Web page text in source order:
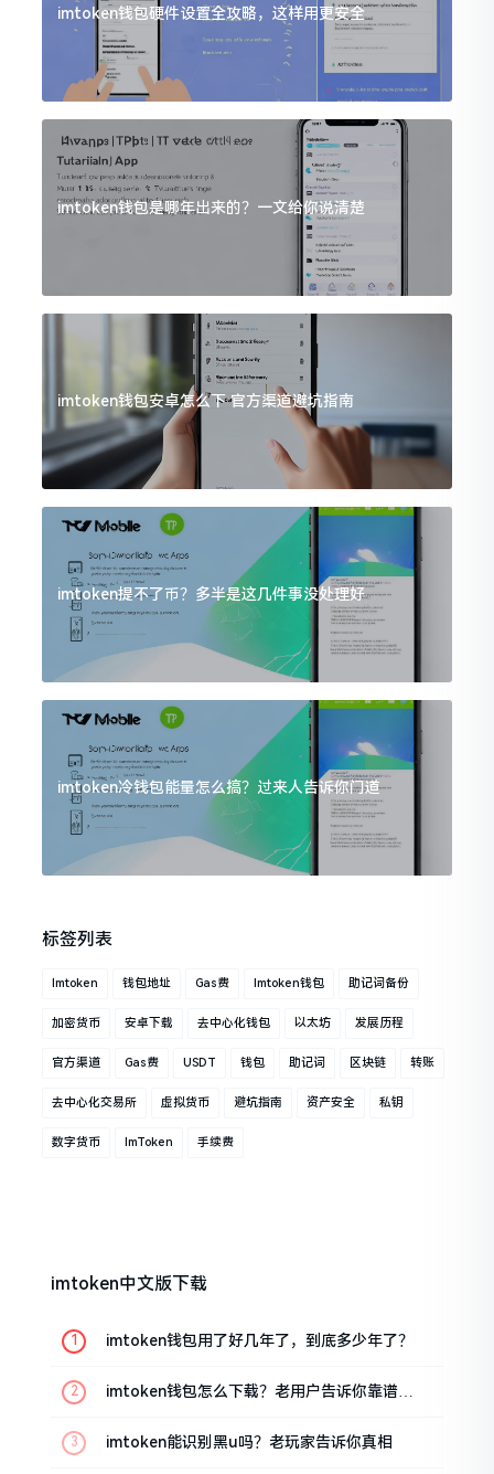
imtoken钱包硬件设置全攻略，这样用更安全
imtoken钱包是哪年出来的？一文给你说清楚
imtoken钱包安卓怎么下 官方渠道避坑指南
imtoken提不了币？多半是这几件事没处理好
imtoken冷钱包能量怎么搞？过来人告诉你门道
标签列表
Imtoken 钱包地址 Gas费 Imtoken钱包 助记词备份
加密货币 安卓下载 去中心化钱包 以太坊 发展历程
官方渠道 Gas费 USDT 钱包 助记词 区块链 转账
去中心化交易所 虚拟货币 避坑指南 资产安全 私钥
数字货币 ImToken 手续费
imtoken中文版下载
imtoken钱包用了好几年了，到底多少年了？
imtoken钱包怎么下载？老用户告诉你靠谱渠
imtoken能识别黑u吗？老玩家告诉你真相